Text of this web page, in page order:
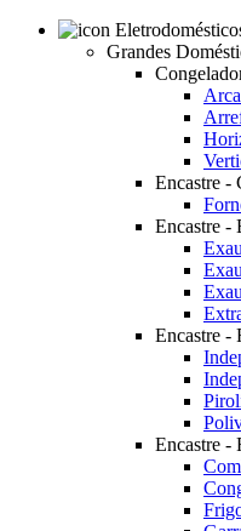
Grandes
Encastre -
Encastre -
Encastre -
Encastre -